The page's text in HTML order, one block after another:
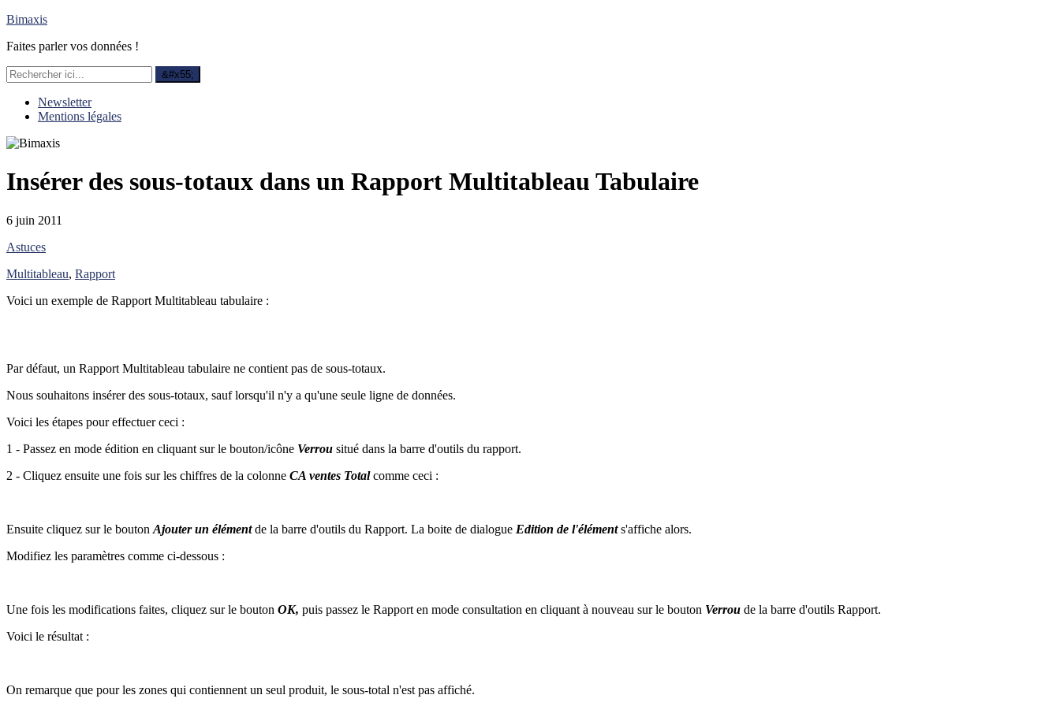
Bimaxis
Faites parler vos données !
Newsletter
Mentions légales
Insérer des sous-totaux dans un Rapport Multitableau Tabulaire
6 juin 2011
Astuces
Multitableau, Rapport
Voici un exemple de Rapport Multitableau tabulaire :
Par défaut, un Rapport Multitableau tabulaire ne contient pas de sous-totaux.
Nous souhaitons insérer des sous-totaux, sauf lorsqu'il n'y a qu'une seule ligne de données.
Voici les étapes pour effectuer ceci :
1 - Passez en mode édition en cliquant sur le bouton/icône Verrou situé dans la barre d'outils du rapport.
2 - Cliquez ensuite une fois sur les chiffres de la colonne CA ventes Totalcomme ceci :
Ensuite cliquez sur le bouton Ajouter un élémentde la barre d'outils du Rapport. La boite de dialogue Edition de l'éléments'affiche alors.
Modifiez les paramètres comme ci-dessous :
Une fois les modifications faites, cliquez sur le bouton OK, puis passez le Rapport en mode consultation en cliquant à nouveau sur le bouton Verrou de la barre d'outils Rapport.
Voici le résultat :
On remarque que pour les zones qui contiennent un seul produit, le sous-total n'est pas affiché.